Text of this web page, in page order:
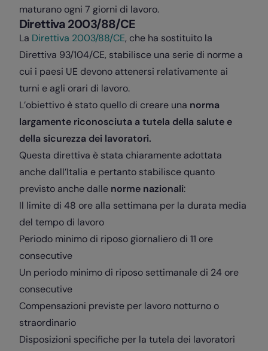
maturano ogni 7 giorni di lavoro.
Direttiva 2003/88/CE
La Direttiva 2003/88/CE, che ha sostituito la
Direttiva 93/104/CE, stabilisce una serie di norme a
cui i paesi UE devono attenersi relativamente ai
turni e agli orari di lavoro.
L’obiettivo è stato quello di creare una norma
largamente riconosciuta a tutela della salute e
della sicurezza dei lavoratori.
Questa direttiva è stata chiaramente adottata
anche dall’Italia e pertanto stabilisce quanto
previsto anche dalle norme nazionali:
Il limite di 48 ore alla settimana per la durata media
del tempo di lavoro
Periodo minimo di riposo giornaliero di 11 ore
consecutive
Un periodo minimo di riposo settimanale di 24 ore
consecutive
Compensazioni previste per lavoro notturno o
straordinario
Disposizioni specifiche per la tutela dei lavoratori